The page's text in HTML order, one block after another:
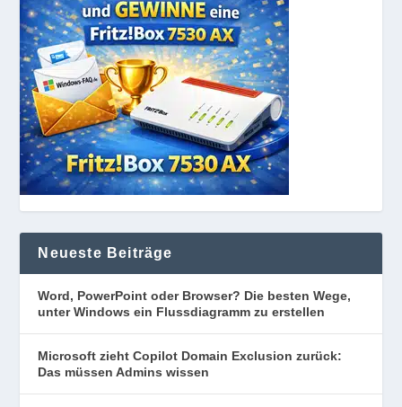
Neueste Beiträge
Word, PowerPoint oder Browser? Die besten Wege,
unter Windows ein Flussdiagramm zu erstellen
Microsoft zieht Copilot Domain Exclusion zurück:
Das müssen Admins wissen